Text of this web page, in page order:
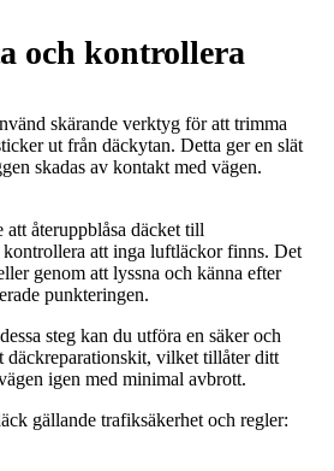
och kontrollera
skärande verktyg för att trimma
ut från däckytan. Detta ger en slät
skadas av kontakt med vägen.
återuppblåsa däcket till
att inga luftläckor finns. Det
genom att lyssna och känna efter
punkteringen.
steg kan du utföra en säker och
däckreparationskit, vilket tillåter ditt
igen med minimal avbrott.
gällande trafiksäkerhet och regler: